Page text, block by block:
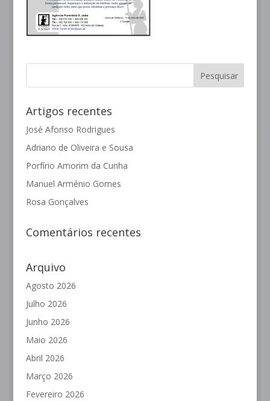
Artigos recentes
José Afonso Rodrigues
Adriano de Oliveira e Sousa
Porfírio Amorim da Cunha
Manuel Arménio Gomes
Rosa Gonçalves
Comentários recentes
Arquivo
Agosto 2026
Julho 2026
Junho 2026
Maio 2026
Abril 2026
Março 2026
Fevereiro 2026